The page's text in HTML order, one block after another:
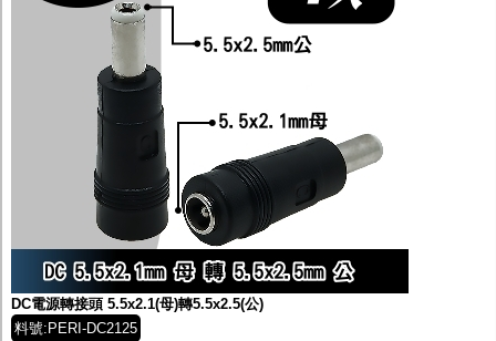
DC電源轉接頭 5.5x2.1(母)轉5.5x2.5(公)
料號:PERI-DC2125